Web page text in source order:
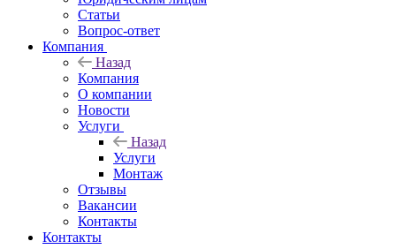
Статьи
Вопрос-ответ
Компания
Назад
Компания
О компании
Новости
Услуги
Назад
Услуги
Монтаж
Отзывы
Вакансии
Контакты
Контакты